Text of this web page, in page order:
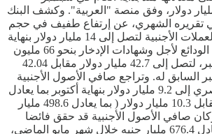
بقيمة 1.38 مليار دولار، وفق منصة "العربية". وكشف البنك
تقريره الشهري، عن إرتفاع طفيف في حجم
الودائع تحت الطلب بالعملات الأجنبية لتصل إلى 14 مليار دولار بنهاية
أكتوبر. وإرتفعت قيمة الودائع لأجل وشهادات الإدخار بنحو 66 مليون
دولار خلال شهر سبتمبر، لتصل إلى 42.7 مليار دولار مقابل 42.04
السابق له. وتراجع صافي الأصول الأجنبية
للجهاز المصرفي المصري إلى 9.2 مليار دولار بنهاية أكتوبر بما يعادل
450.861 مليار جنيه مقابل 10.3 مليار دولار ( بما يعادل 498.6 مليار
صافي الأصول الأجنبية قد حقق فائضا
للمرة الأولي بقيمة تعادل 676.4 مليار جنيه خلال شهر مايو الماضي،